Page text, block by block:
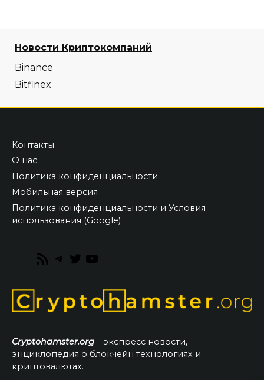
Новости Криптокомпаний
Binance
Bitfinex
Контакты
О нас
Политика конфиденциальности
Мобильная версия
Политика конфиденциальности и Условия
использования (Google)
RSS
Telegram
Twitter
Cryptohamster.org – экспресс новости,
энциклопедия о блокчейн технологиях и
криптовалютах.